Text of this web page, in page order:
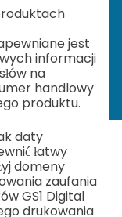
jest
informacji
na
handlowy
produktu.
daty
łatwy
domeny
zaufania
GS1 Digital
drukowania